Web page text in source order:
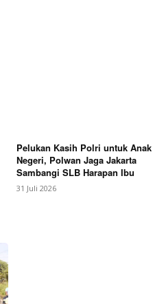
Pelukan Kasih Polri untuk Anak
Negeri, Polwan Jaga Jakarta
Sambangi SLB Harapan Ibu
31 Juli 2026